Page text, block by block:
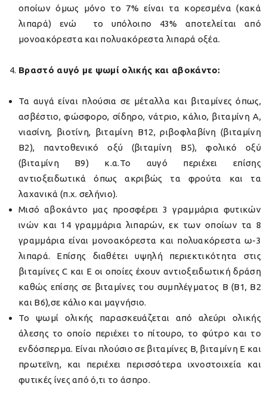
οποίων όμως μόνο το 7% είναι τα κορεσμένα (κακά
λιπαρά) ενώ το υπόλοιπο 43% αποτελείται από
μονοακόρεστα και πολυακόρεστα λιπαρά οξέα.
Βραστό αυγό με ψωμί ολικής και αβοκάντο:
Τα αυγά είναι πλούσια σε μέταλλα και βιταμίνες όπως,
ασβέστιο, φώσφορο, σίδηρο, νάτριο, κάλιο, βιταμίνη Α,
νιασίνη, βιοτίνη, βιταμίνη Β12, ριβοφλαβίνη (βιταμίνη
Β2), παντοθενικό οξύ (βιταμίνη Β5), φολικό οξύ
(βιταμίνη Β9) κ.α.Το αυγό περιέχει επίσης
αντιοξειδωτικά όπως ακριβώς τα φρούτα και τα
λαχανικά (π.χ. σελήνιο).
Μισό αβοκάντο μας προσφέρει 3 γραμμάρια φυτικών
ινών και 14 γραμμάρια λιπαρών, εκ των οποίων τα 8
γραμμάρια είναι μονοακόρεστα και πολυακόρεστα ω-3
λιπαρά. Επίσης διαθέτει υψηλή περιεκτικότητα στις
βιταμίνες C και Ε οι οποίες έχουν αντιοξειδωτική δράση
καθώς επίσης σε βιταμίνες του συμπλέγματος Β (Β1, Β2
και Β6),σε κάλιο και μαγνήσιο.
Το ψωμί ολικής παρασκευάζεται από αλεύρι ολικής
άλεσης το οποίο περιέχει το πίτουρο, το φύτρο και το
ενδόσπερμα. Είναι πλούσιο σε βιταμίνες Β, βιταμίνη Ε και
πρωτεΐνη, και περιέχει περισσότερα ιχνοστοιχεία και
φυτικές ίνες από ό,τι το άσπρο.